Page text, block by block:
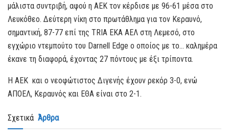
μάλιστα συντριβή, αφού η ΑΕΚ τον κέρδισε με 96-61 μέσα στο
Λευκόθεο. Δεύτερη νίκη στο πρωτάθλημα για τον Κεραυνό,
σημαντική, 87-77 επί της TRIA EKA ΑΕΛ στη Λεμεσό, στο
εγχώριο ντεμπούτο του Darnell Edge o οποίος με το… καλημέρα
έκανε τη διαφορά, έχοντας 27 πόντους με έξι τρίποντα.
Η AEK και ο νεοφώτιστος Διγενής έχουν ρεκόρ 3-0, ενώ
ΑΠΟΕΛ, Κεραυνός και ΕΘΑ είναι στο 2-1.
Σχετικά Άρθρα